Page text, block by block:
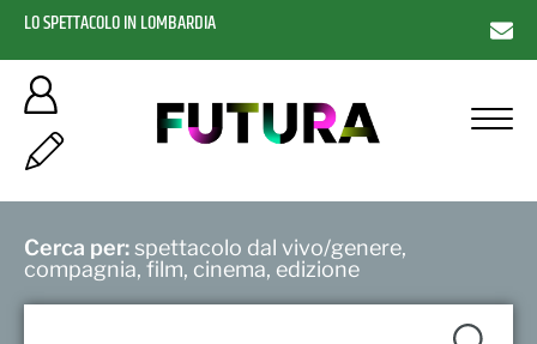
LO SPETTACOLO IN LOMBARDIA
Cerca per:spettacolo dal vivo/genere,
compagnia, film, cinema, edizione